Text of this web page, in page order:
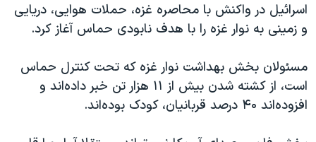
اسرائیل در واکنش با محاصره غزه، حملات هوایی، دریایی
و زمینی به نوار غزه را با هدف نابودی حماس آغاز کرد.
مسئولان بخش بهداشت نوار غزه که تحت کنترل حماس
است، از کشته شدن بیش از ١١ هزار تن خبر داده‌اند و
افزوده‌اند ۴۰ درصد قربانیان، کودک بوده‌اند.